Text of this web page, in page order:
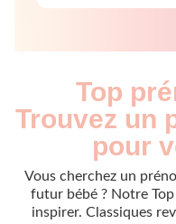
Top
Trouvez un
pour
Vous cherchez un
futur bébé ? Notre
inspirer. Classiques